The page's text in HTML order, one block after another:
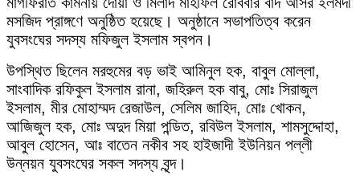
মসজিদ প্রাঙ্গণে অনুষ্ঠিত হয়েছে। অনুষ্ঠানে সভাপতিত্ব করেন
যুবসংঘের সদস্য মফিজুল ইসলাম স্বপন।
উপস্থিত ছিলেন মরহুমের বড় ভাই আমিনুল হক, বাবুল মোল্লা,
সাংবাদিক রফিকুল ইসলাম রানা, জহিরুল হক বাবু, মোঃ সিরাজুল
ইসলাম, মীর মোহাম্মদ রেজাউল, সেলিম জাহিদ, মোঃ খোকন,
আজিজুল হক, মোঃ অদুদ মিয়া পন্ডিত, রবিউল ইসলাম, শামসুদ্দোহা,
আবুল হোসেন, আঃ বাতেন নকীব সহ হাইজাদী ইউনিয়ন পল্লী
উন্নয়ন যুবসংঘের সকল সদস্য বৃন্দ।